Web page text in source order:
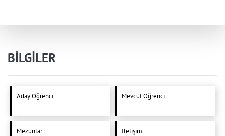
BİLGİLER
Aday Öğrenci Mevcut Öğrenci
Mezunlar İletişim